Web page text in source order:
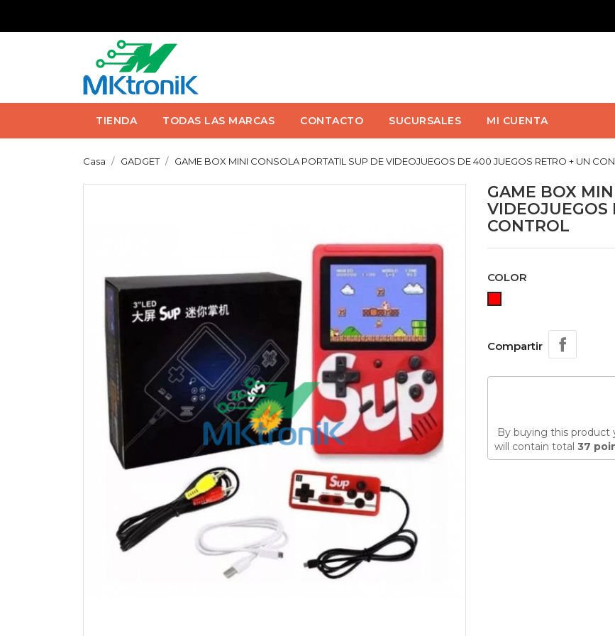
TIENDA TODAS LAS MARCAS CONTACTO SUCURSALES MI CUENTA
Casa GADGET GAME BOX MINI CONSOLA PORTATIL SUP DE VIDEOJUEGOS DE 400 JUEGOS RETRO + UN
GAME BOX
VIDEOJUEGOS
CONTROL
COLOR
Compartir
By buying this product
will contain total 37